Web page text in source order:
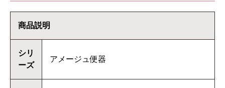
商品説明
シリ
ーズ
アメージュ便器